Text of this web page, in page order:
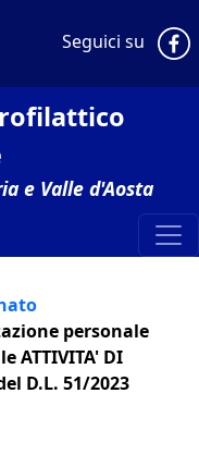
Seguici su
e Valle d'Aosta
personale
ATTIVITA' DI
D.L. 51/2023